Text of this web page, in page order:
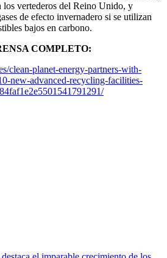
los vertederos del Reino Unido, y
de efecto invernadero si se utilizan
bajos en carbono.
COMPLETO:
clean-planet-energy-partners-with-
new-advanced-recycling-facilities-